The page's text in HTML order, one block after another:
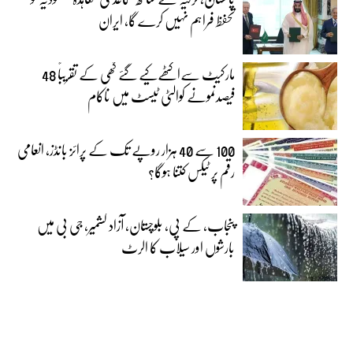
تحفظ فراہم نہیں کرے گا، ایران
مارکیٹ سےاکٹھےکیے گئے گھی کے تقریباً 48
فیصدنمونے کوالٹی ٹیسٹ میں ناکام
100 سے 40 ہزار روپے تک کے پرائز بانڈز، انعامی
رقم پر ٹیکس کتنا ہوگا؟
پنجاب، کے پی، بلوچستان، آزاد کشمیر، جی بی میں
بارشوں اور سیلاب کا الرٹ